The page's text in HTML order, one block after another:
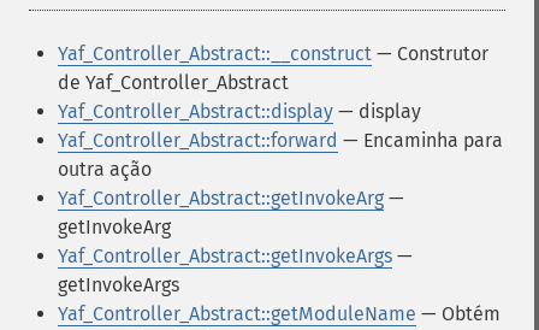
Yaf_Controller_Abstract::__construct — Construtor
de Yaf_Controller_Abstract
Yaf_Controller_Abstract::display — display
Yaf_Controller_Abstract::forward — Encaminha para
outra ação
Yaf_Controller_Abstract::getInvokeArg —
getInvokeArg
Yaf_Controller_Abstract::getInvokeArgs —
getInvokeArgs
Yaf_Controller_Abstract::getModuleName — Obtém